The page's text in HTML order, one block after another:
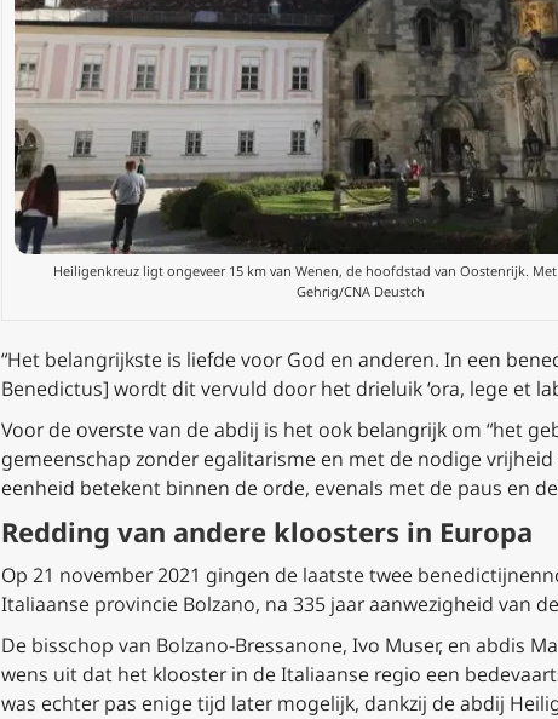
Heiligenkreuz ligt ongeveer 15 km van Wenen, de hoofdstad van Oostenrijk.
Gehrig/CNA Deustch
“Het belangrijkste is liefde voor God en anderen. In een
Benedictus] wordt dit vervuld door het drieluik ‘ora, lege et
Voor de overste van de abdij is het ook belangrijk om “het
gemeenschap zonder egalitarisme en met de nodige
eenheid betekent binnen de orde, evenals met de paus en
Redding van andere kloosters in Europa
Op 21 november 2021 gingen de laatste twee
Italiaanse provincie Bolzano, na 335 jaar aanwezigheid van
De bisschop van Bolzano-Bressanone, Ivo Muser, en abdis
wens uit dat het klooster in de Italiaanse regio een
was echter pas enige tijd later mogelijk, dankzij de abdij